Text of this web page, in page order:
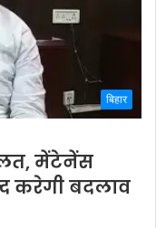
बिहार
मेंटेनेंस
करेगी बदलाव